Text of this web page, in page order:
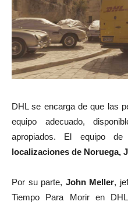
DHL se encarga de que las
equipo adecuado,
apropiados. El equipo
localizaciones de Noruega,
Por su parte, John Meller,
Tiempo Para Morir en